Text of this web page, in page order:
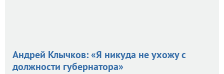
Андрей Клычков: «Я никуда не ухожу с
должности губернатора»